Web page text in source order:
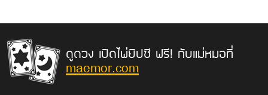
ดูดวง เปิดไพ่ยิปซี ฟรี! กับแม่หมอที่
maemor.com